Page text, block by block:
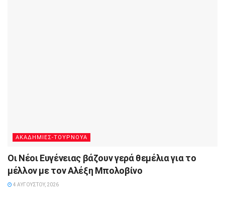
ΑΚΑΔΗΜΙΕΣ-ΤΟΥΡΝΟΥΑ
Οι Νέοι Ευγένειας βάζουν γερά θεμέλια για το
μέλλον με τον Αλέξη Μπολοβίνο
4 ΑΥΓΟΎΣΤΟΥ, 2026